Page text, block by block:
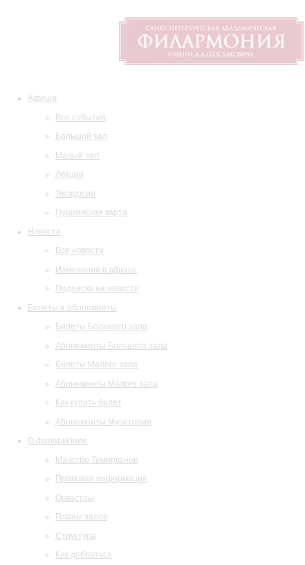
Афиша
Все события
Большой зал
Малый зал
Лекции
Экскурсии
Пушкинская карта
Новости
Все новости
Изменения в афише
Подписка на новости
Билеты и абонементы
Билеты Большого зала
Абонементы Большого зала
Билеты Малого зала
Абонементы Малого зала
Как купить билет
Абонементы Музитория
О филармонии
Маэстро Темирканов
Правовая информация
Оркестры
Планы залов
Структура
Как добраться